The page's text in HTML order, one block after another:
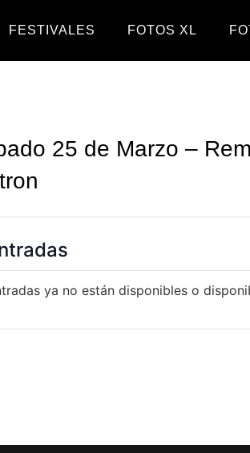
FESTIVALES FOTOS XL
25 de Marzo –
ya no están disponibles o